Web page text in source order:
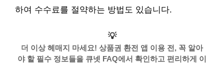
하여 수수료를 절약하는 방법도 있습니다.
💡
더 이상 헤매지 마세요! 상품권 환전 앱 이용 전, 꼭 알아
야 할 필수 정보들을 큐넷 FAQ에서 확인하고 편리하게 이